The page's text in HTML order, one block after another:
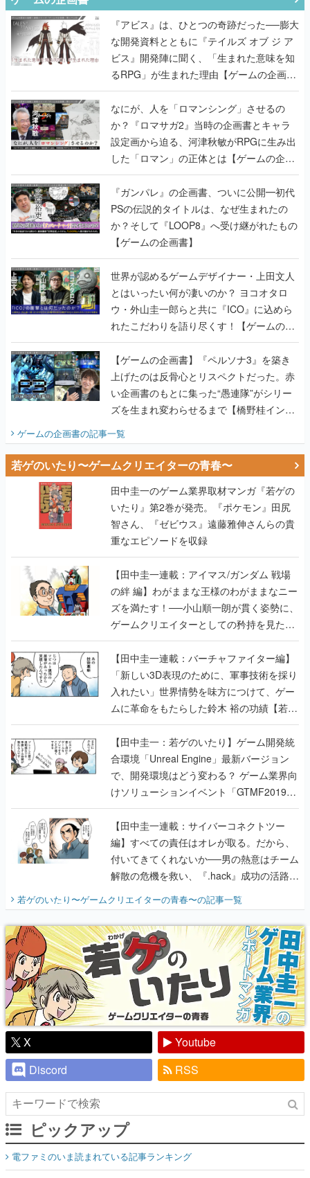
『アビス』は、ひとつの奇跡だった──膨大
な開発資料とともに『テイルズ オブ ジ ア
ビス』開発陣に聞く、「生まれた意味を知
るRPG」が生まれた理由【ゲームの企画
書】
なにが、人を「ロマンシング」させるの
か？『ロマサガ2』当時の企画書とキャラ
設定画から迫る、河津秋敏がRPGに生み出
した「ロマン」の正体とは【ゲームの企画
書】
『ガンパレ』の企画書、ついに公開━初代
PSの伝説的タイトルは、なぜ生まれたの
か？そして『LOOP8』へ受け継がれたもの
【ゲームの企画書】
世界が認めるゲームデザイナー・上田文人
とはいったい何が凄いのか？ ヨコオタロ
ウ・外山圭一郎らと共に『ICO』に込めら
れたこだわりを語り尽くす！【ゲームの企
画書】
【ゲームの企画書】『ペルソナ3』を築き
上げたのは反骨心とリスペクトだった。赤
い企画書のもとに集った“愚連隊”がシリー
ズを生まれ変わらせるまで【橋野桂インタ
ビュー】
ゲームの企画書の記事一覧
若ゲのいたり〜ゲームクリエイターの青春〜
田中圭一のゲーム業界取材マンガ『若ゲの
いたり』第2巻が発売。『ポケモン』田尻
智さん、『ゼビウス』遠藤雅伸さんらの貴
重なエピソードを収録
【田中圭一連載：アイマス/ガンダム 戦場
の絆 編】わがままな王様のわがままなニー
ズを満たす！──小山順一朗が貫く姿勢に、
ゲームクリエイターとしての矜持を見た
【若ゲのいたり最終回】
【田中圭一連載：バーチャファイター編】
「新しい3D表現のために、軍事技術を採り
入れたい」世界情勢を味方につけて、ゲー
ムに革命をもたらした鈴木 裕の功績【若ゲ
のいたり】
【田中圭一：若ゲのいたり】ゲーム開発統
合環境「Unreal Engine」最新バージョン
で、開発環境はどう変わる？ ゲーム業界向
けソリューションイベント「GTMF2019」
に行って、より理解を深めよう【PR】
【田中圭一連載：サイバーコネクトツー
編】すべての責任はオレが取る。だから、
付いてきてくれないか──男の熱意はチーム
解散の危機を救い、『.hack』成功の活路を
開く。業界の快男児・松山 洋に流れる血は
『少年ジャンプ』色だった【若ゲのいた
り】
若ゲのいたり〜ゲームクリエイターの青春〜の記事一覧
X
Youtube
Discord
RSS
ピックアップ
電ファミのいま読まれている記事ランキング